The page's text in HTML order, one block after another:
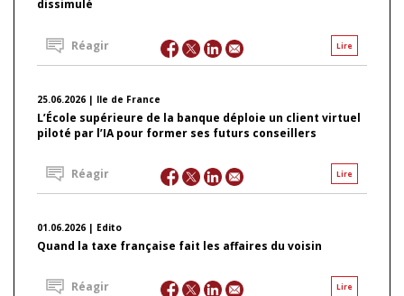
dissimulé
Lire
Réagir
25.06.2026 | Ile de France
L’École supérieure de la banque déploie un client virtuel
piloté par l’IA pour former ses futurs conseillers
Lire
Réagir
01.06.2026 | Edito
Quand la taxe française fait les affaires du voisin
Lire
Réagir